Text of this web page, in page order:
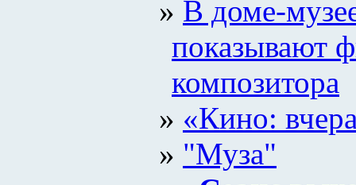
В доме-
показывают
композитора
«Кино:
"Муза"